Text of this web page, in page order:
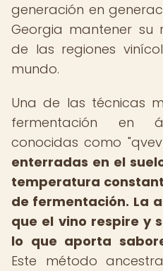
generación en
Georgia mantener su
de las regiones
mundo.
Una de las técnicas
fermentación en
conocidas como
enterradas en el
temperatura
de fermentación. La
que el vino respire y
lo que aporta
Este método